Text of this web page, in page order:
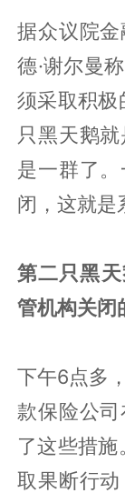
据众议院
德·谢尔曼
须采取积极
只黑天鹅
是一群了
闭，这就是
第二只黑
管机构关闭
下午6点多
款保险公
了这些措施
取果断行